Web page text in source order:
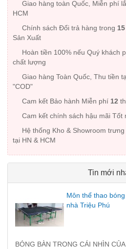
Giao hàng toàn Quốc, Miễn phí
HCM
Chính sách Đổi trả hàng trong 15
Sản Xuất
Hoàn tiền 100% nếu Quý khách
chất lượng
Giao hàng Toàn Quốc, Thu tiền
"COD"
Cam kết Bảo hành Miễn phí 12
Cam kết chính sách hậu mãi Tốt
Hệ thống Kho & Showroom
tại HN & HCM
Tin mới
Môn thể thao
nhà Triệu Phú
BÓNG BÀN TRONG CÁI NHÌN